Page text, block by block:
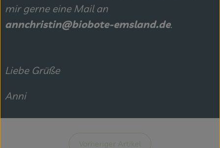
mir gerne eine Mail an
annchristin@biobote-emsland.de.
Liebe Grüße
Anni
Vorheriger Artikel